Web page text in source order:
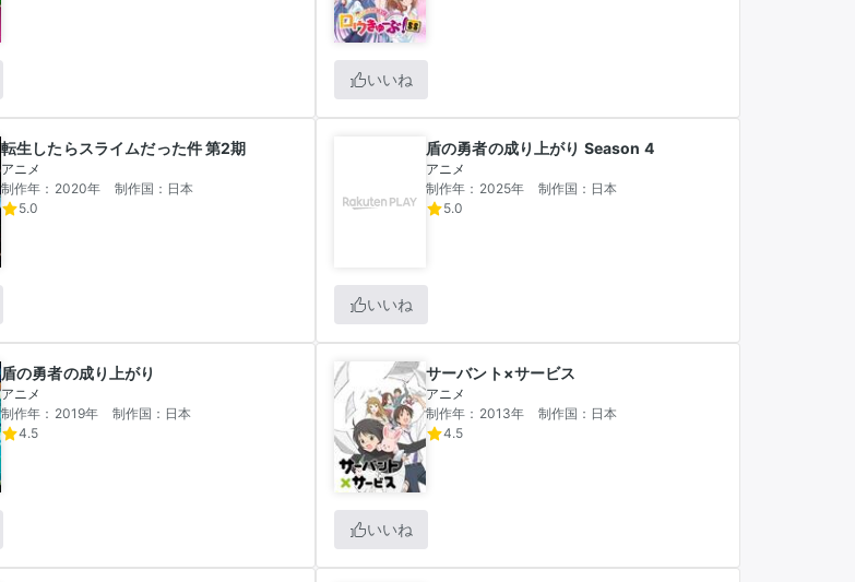
いいね
転生したらスライムだった件 第2期
アニメ
制作年：2020年
制作国：日本
5.0
盾の勇者の成り上がり Season 4
アニメ
制作年：2025年
制作国：日本
5.0
いいね
盾の勇者の成り上がり
アニメ
制作年：2019年
制作国：日本
4.5
サーバント×サービス
アニメ
制作年：2013年
制作国：日本
4.5
いいね